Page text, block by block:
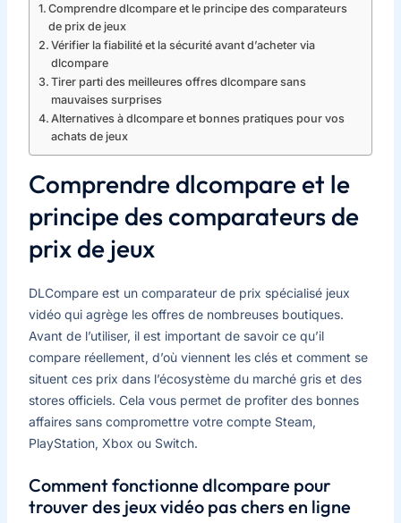
Comprendre dlcompare et le principe des comparateurs
de prix de jeux
Vérifier la fiabilité et la sécurité avant d’acheter via
dlcompare
Tirer parti des meilleures offres dlcompare sans
mauvaises surprises
Alternatives à dlcompare et bonnes pratiques pour vos
achats de jeux
Comprendre dlcompare et le
principe des comparateurs de
prix de jeux
DLCompare est un comparateur de prix spécialisé jeux
vidéo qui agrège les offres de nombreuses boutiques.
Avant de l’utiliser, il est important de savoir ce qu’il
compare réellement, d’où viennent les clés et comment se
situent ces prix dans l’écosystème du marché gris et des
stores officiels. Cela vous permet de profiter des bonnes
affaires sans compromettre votre compte Steam,
PlayStation, Xbox ou Switch.
Comment fonctionne dlcompare pour
trouver des jeux vidéo pas chers en ligne